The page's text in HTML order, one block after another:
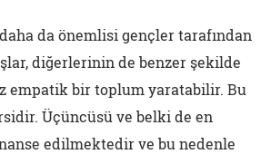
da önemlisi gençler tarafından
diğerlerinin de benzer şekilde
empatik bir toplum yaratabilir. Bu
Üçüncüsü ve belki de en
edilmektedir ve bu nedenle